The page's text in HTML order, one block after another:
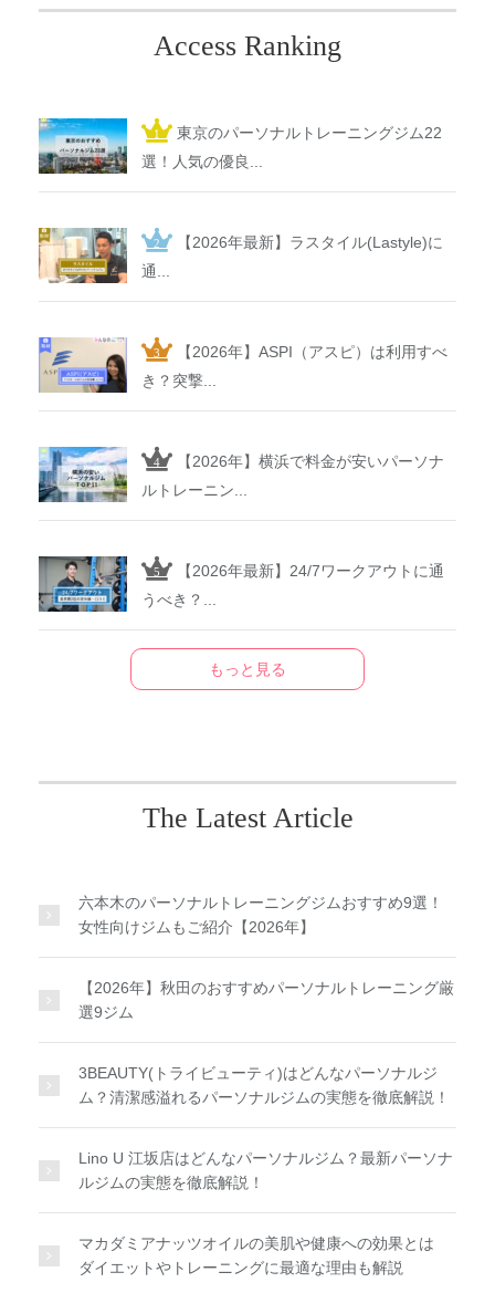
Access Ranking
東京のパーソナルトレーニングジム22
選！人気の優良...
【2026年最新】ラスタイル(Lastyle)に
通...
【2026年】ASPI（アスピ）は利用すべ
き？突撃...
【2026年】横浜で料金が安いパーソナ
ルトレーニン...
【2026年最新】24/7ワークアウトに通
うべき？...
もっと見る
The Latest Article
六本木のパーソナルトレーニングジムおすすめ9選！
女性向けジムもご紹介【2026年】
【2026年】秋田のおすすめパーソナルトレーニング厳
選9ジム
3BEAUTY(トライビューティ)はどんなパーソナルジ
ム？清潔感溢れるパーソナルジムの実態を徹底解説！
Lino U 江坂店はどんなパーソナルジム？最新パーソナ
ルジムの実態を徹底解説！
マカダミアナッツオイルの美肌や健康への効果とは
ダイエットやトレーニングに最適な理由も解説